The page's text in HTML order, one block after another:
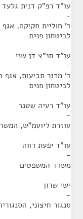
עו"ד רפ"ק דנית גלעד
-
ר' חוליית חקיקה,
לביטחון פנים
עו"ד סנ"צ דן שני
-
ר' מדור תביעות,
לביטחון פנים
עו"ד רעיה שטנר
-
עוזרת ליועמ"ש,
עו"ד יפעת רווה
-
משרד המשפטים
ישי שרון
-
סנגור חיצוני,